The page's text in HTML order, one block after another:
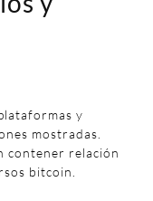
y
mostradas.
contener relación
bitcoin.